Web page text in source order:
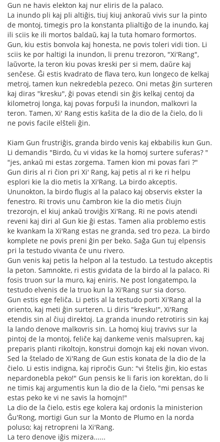
Gun ne havis elekton kaj nur eliris de la palaco.
La inundo pli kaj pli altiĝis, tiuj kiuj ankoraŭ vivis sur la pinto
de montoj, timegis pro la konstanta plialtiĝo de la inundo, kaj
ili sciis ke ili mortos baldaŭ, kaj la tuta homaro formortos.
Gun, kiu estis bonvola kaj honesta, ne povis toleri vidi tion. Li
sciis ke por haltigi la inundon, li prenu trezoron, "Xi'Rang",
laŭvorte, la teron kiu povas kreski per si mem, daŭre kaj
senĉese. Ĝi estis kvadrato de flava tero, kun longeco de kelkaj
metroj, tamen kun nekredebla pezeco. Oni metas ĝin surteren
kaj diras "kresku", ĝi povas etendi sin ĝis kelkaj centoj da
kilometroj longa, kaj povas forpuŝi la inundon, malkovri la
teron. Tamen, Xi' Rang estis kaŝita de la dio de la ĉielo, do li
ne povis facile elŝteli ĝin.
Kiam Gun frustriĝis, granda birdo venis kaj ekbabilis kun Gun.
Li demandis "Birdo, ĉu vi vidas ke la homoj surtere suferas? "
"jes, ankaŭ mi estas zorgema. Tamen kion mi povas fari ?"
Gun diris al ri ĉion pri Xi' Rang, kaj petis al ri ke ri helpu
esplori kie la dio metis la Xi'Rang. La birdo akceptis.
Ununokton, la birdo flugis al la palaco kaj observis ekster la
fenestro. Ri trovis unu ĉambron kie la dio metis ĉiujn
trezorojn, el kiuj ankaŭ troviĝis Xi'Rang. Ri ne povis atendi
reveni kaj diri al Gun kie ĝi estas. Tamen alia problemo estis
ke kvankam la Xi'Rang estas ne granda, sed tro peza. La birdo
komplete ne povis preni ĝin per beko. Saĝa Gun tuj elpensis
pri la testudo vivanta ĉe unu rivero.
Gun venis kaj petis la helpon al la testudo. La testudo akceptis
la peton. Samnokte, ri estis gvidata de la birdo al la palaco. Ri
fosis truon sur la muro, kaj eniris. Ne post longatempo, la
testudo elvenis de la truo kun la Xi'Rang sur sia dorso.
Gun estis ege feliĉa. Li petis al la testudo porti Xi'Rang al la
oriento, kaj meti ĝin surteren. Li diris "kresku!", Xi'Rang
etendis sin al ĉiuj direktoj. La granda inundo retrotiris sin kaj
la lando denove malkovris sin. La homoj kiuj travivs sur la
pintoj de la montoj, feliĉe kaj dankeme venis malsupren, kaj
preparis planti rikoltojn, konstrui domojn kaj eki novan vivon.
Sed la ŝtelado de Xi'Rang de Gun estis konata de la dio de la
ĉielo. Li estis indigna, kaj riproĉis Gun: "vi ŝtelis ĝin, kio estas
nepardonebla peko!" Gun pensis ke li faris ion korektan, do li
ne timis kaj argumentis kun la dio de la ĉielo, "mi pensas ke
estas peko ke vi ne savis la homojn!"
La dio de la ĉielo, estis ege kolera kaj ordonis la ministerion
Ĝu'Rong, mortigi Gun sur la Monto de Plumo en la norda
poluso; kaj retropreni la Xi'Rang.
La tero denove iĝis mizera......